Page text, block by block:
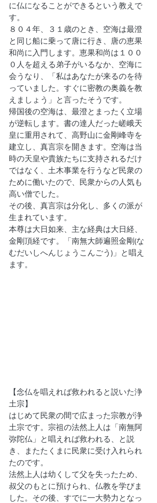
に仏になることができるという教えで
す。
８０４年、３１歳のとき、空海は最澄
と同じ船に乗って唐に行き、唐の恵果
和尚に入門します。恵果和尚は１００
０人を超える弟子がいるなか、空海に
会うなり、「私はあなたが来るのを待
っていました。すぐに密教の奥義を教
えましょう」と言ったそうです。
帰国後の空海は、最澄とまったく立場
が逆転します。書の達人だった嵯峨天
皇に重用されて、高野山に金剛峰寺を
建立し、真言宗を開きます。空海は当
時の天皇や貴族たちに支持されるだけ
ではなく、土木事業を行うなど民衆の
ために働いたので、民衆からの人気も
高い僧でした。
その後、真言宗は分化し、多くの派が
生まれています。
本尊は大日如来、主な経典は大日経、
金剛頂経です。「南無大師遍照金剛(な
むだいしへんじょうこんごう)」と唱え
ます。
【念仏を唱えれば救われると説いた浄
土宗】
はじめて民衆の間で広まった宗教が浄
土宗です。宗祖の法然上人は「南無阿
弥陀仏」と唱えれば救われる、と説
き、またたくまに民衆に受け入れられ
たのです。
法然上人は幼くして父を失ったため、
叔父のもとに預けられ、仏教を学びま
した。その後、すでに一大勢力となっ